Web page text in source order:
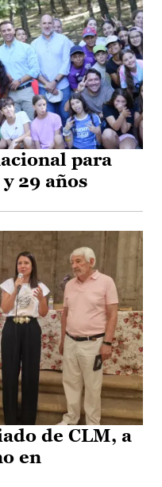
para
29 años
de CLM, a
en